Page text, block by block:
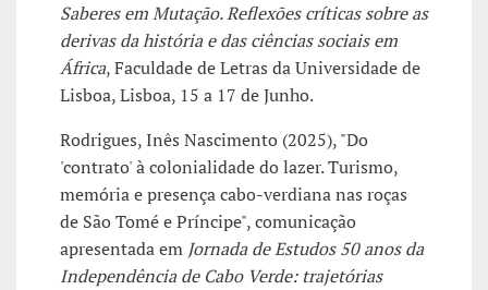
Saberes em Mutação. Reflexões críticas sobre as
derivas da história e das ciências sociais em
África, Faculdade de Letras da Universidade de
Lisboa, Lisboa, 15 a 17 de Junho.
Rodrigues, Inês Nascimento (2025), "Do
'contrato' à colonialidade do lazer. Turismo,
memória e presença cabo-verdiana nas roças
de São Tomé e Príncipe", comunicação
apresentada em Jornada de Estudos 50 anos da
Independência de Cabo Verde: trajetórias